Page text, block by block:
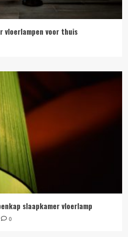
vloerlampen voor thuis
slaapkamer vloerlamp
0